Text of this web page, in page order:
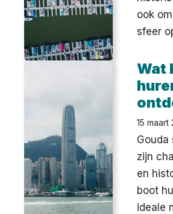
ook
sfeer
Wat
15 maart
Gouda
zijn
en
boot
ideale